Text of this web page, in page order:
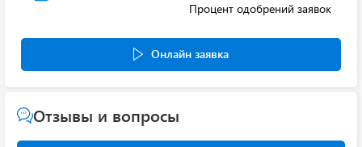
Процент одобрений заявок
Онлайн заявка
Отзывы и вопросы